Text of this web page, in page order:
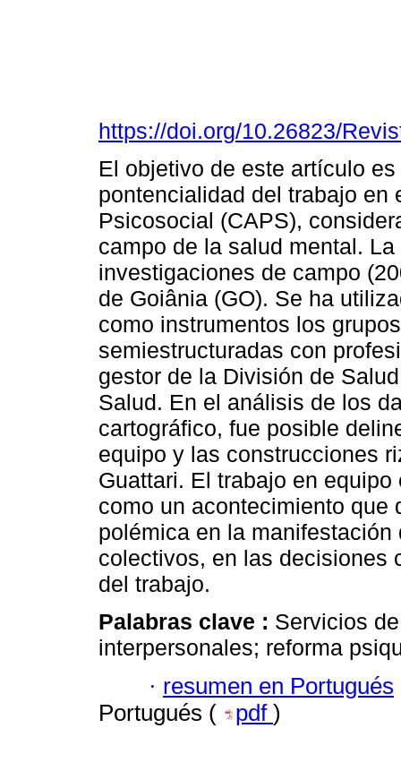
https://doi.org/10.26823/
El objetivo de este artículo
pontencialidad del trabajo en
Psicosocial (CAPS),
campo de la salud mental.
investigaciones de campo
de Goiânia (GO). Se ha
como instrumentos los
semiestructuradas con
gestor de la División de
Salud. En el análisis de los
cartográfico, fue posible
equipo y las construcciones
Guattari. El trabajo en
como un acontecimiento que
polémica en la
colectivos, en las decisiones
del trabajo.
Palabras clave : Servicios
interpersonales; reforma
· resumen en Portugués
Portugués (
pdf )